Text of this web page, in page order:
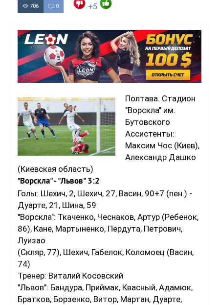
706 0 +5
Полтава. Стадион
"Ворскла" им.
Бутовского
Ассистенты:
Максим Чос (Киев),
Александр Дашко
(Киевская область)
"Ворскла" - "Львов" 3:2
Голы: Шехич, 2, Шехич, 27, Васин, 90+7 (пен.) -
Дуарте, 21, Шина, 59
"Ворскла": Ткаченко, Чеснаков, Артур (Ребенок,
86), Кане, Мартыненко, Пердута, Петрович,
Луизао
(Скляр, 77), Шехич, Габелок, Коломоец (Васин,
74)
Тренер: Виталий Косовский
"Львов": Бандура, Приймак, Квасный, Адамюк,
Братков, Борзенко, Витор, Мартан, Дуарте,